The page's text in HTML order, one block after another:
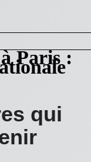
Paris :
qui